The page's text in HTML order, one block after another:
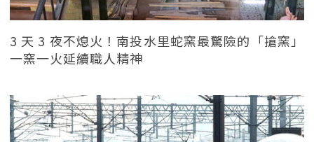
3 天 3 夜不熄火！南投水里蛇窯最驚險的「搶窯」
一窯一火延續職人精神